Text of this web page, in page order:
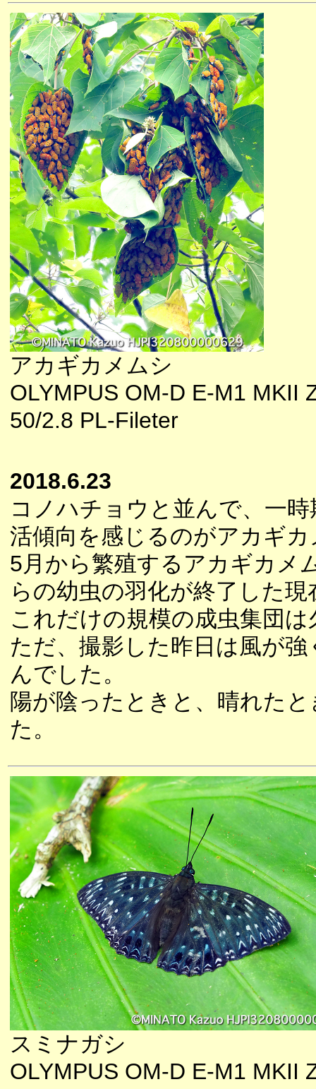
アカギカメムシ
OLYMPUS OM-D E-M1 MKII
50/2.8 PL-Fileter
2018.6.23
コノハチョウと並んで、一
活傾向を感じるのがアカギ
5月から繁殖するアカギカメ
らの幼虫の羽化が終了した
これだけの規模の成虫集団
ただ、撮影した昨日は風が
んでした。
陽が陰ったときと、晴れた
た。
スミナガシ
OLYMPUS OM-D E-M1 MKII